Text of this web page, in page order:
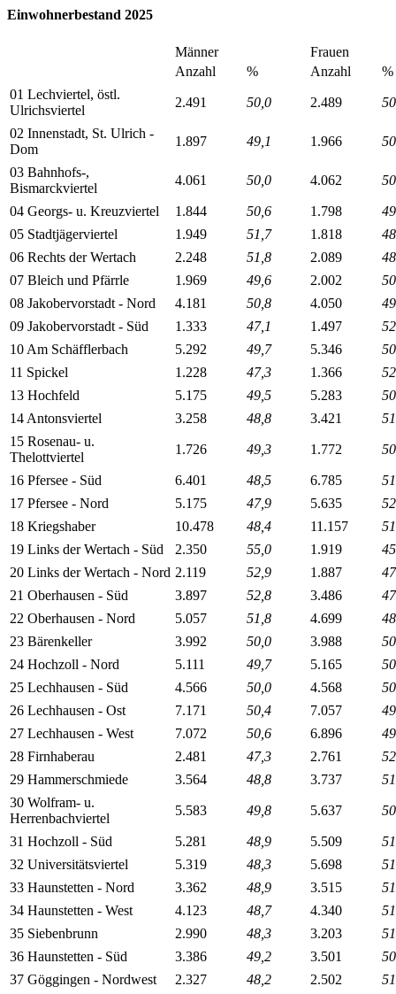
Einwohnerbestand 2025
Männer
Frauen
Anzahl
% Anzahl
%
01 Lechviertel, östl.
Ulrichsviertel
2.491 50,0 2.489
02 Innenstadt, St. Ulrich -
Dom
1.897 49,1 1.966
03 Bahnhofs-,
Bismarckviertel
4.061 50,0 4.062
04 Georgs- u. Kreuzviertel 1.844 50,6 1.798
05 Stadtjägerviertel
1.949 51,7 1.818
06 Rechts der Wertach
2.248 51,8 2.089
07 Bleich und Pfärrle
1.969 49,6 2.002
08 Jakobervorstadt - Nord
4.181 50,8 4.050
09 Jakobervorstadt - Süd
1.333 47,1 1.497
10 Am Schäfflerbach
5.292 49,7 5.346
11 Spickel
1.228 47,3 1.366
13 Hochfeld
5.175 49,5 5.283
14 Antonsviertel
3.258 48,8 3.421
15 Rosenau- u.
Thelottviertel
1.726 49,3 1.772
16 Pfersee - Süd 6.401 48,5 6.785
17 Pfersee - Nord
5.175 47,9 5.635
18 Kriegshaber
10.478 48,4 11.157
19 Links der Wertach - Süd
2.350 55,0 1.919
20 Links der Wertach - Nord 2.119 52,9 1.887
21 Oberhausen - Süd
3.897 52,8 3.486
22 Oberhausen - Nord
5.057 51,8 4.699
23 Bärenkeller
3.992 50,0 3.988
24 Hochzoll - Nord
5.111 49,7 5.165
25 Lechhausen - Süd
4.566 50,0 4.568
26 Lechhausen - Ost
7.171 50,4 7.057
27 Lechhausen - West
7.072 50,6 6.896
28 Firnhaberau
2.481 47,3 2.761
29 Hammerschmiede
3.564 48,8 3.737
30 Wolfram- u.
Herrenbachviertel
5.583 49,8 5.637
31 Hochzoll - Süd 5.281 48,9 5.509
32 Universitätsviertel
5.319 48,3 5.698
33 Haunstetten - Nord
3.362 48,9 3.515
34 Haunstetten - West
4.123 48,7 4.340
35 Siebenbrunn
2.990 48,3 3.203
36 Haunstetten - Süd
3.386 49,2 3.501
37 Göggingen - Nordwest
2.327 48,2 2.502